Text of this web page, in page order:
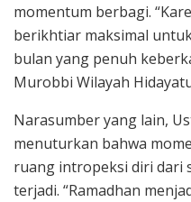
momentum berbagi.
berikhtiar maksimal
bulan yang penuh
Murobbi Wilayah
Narasumber yang lain,
menuturkan bahwa
ruang intropeksi diri dari
terjadi. “Ramadhan